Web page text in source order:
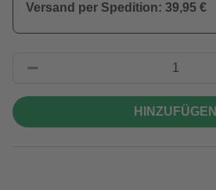
Versand per Spedition: 39,95 €
HINZUFÜGEN